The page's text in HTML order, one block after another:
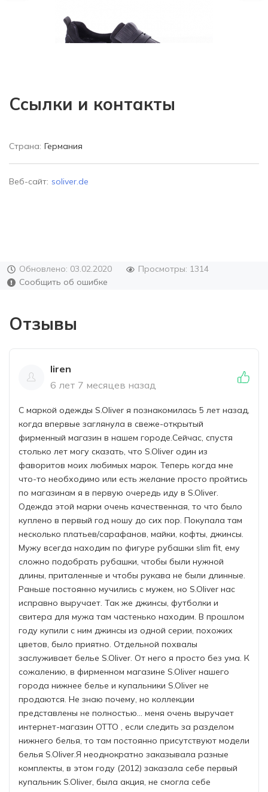
Ссылки и контакты
Страна: Германия
Веб-сайт: soliver.de
Обновлено: 03.02.2020
Просмотры: 1314
Сообщить об ошибке
Отзывы
liren
6 лет 7 месяцев назад
С маркой одежды S.Oliver я познакомилась 5 лет назад,
когда впервые заглянула в свеже-открытый
фирменный магазин в нашем городе.Сейчас, спустя
столько лет могу сказать, что S.Oliver один из
фаворитов моих любимых марок. Теперь когда мне
что-то необходимо или есть желание просто пройтись
по магазинам я в первую очередь иду в S.Oliver.
Одежда этой марки очень качественная, то что было
куплено в первый год ношу до сих пор. Покупала там
несколько платьев/сарафанов, майки, кофты, джинсы.
Мужу всегда находим по фигуре рубашки slim fit, ему
сложно подобрать рубашки, чтобы были нужной
длины, приталенные и чтобы рукава не были длинные.
Раньше постоянно мучились с мужем, но S.Oliver нас
исправно выручает. Так же джинсы, футболки и
свитера для мужа там частенько находим. В прошлом
году купили с ним джинсы из одной серии, похожих
цветов, было приятно. Отдельной похвалы
заслуживает белье S.Oliver. От него я просто без ума. К
сожалению, в фирменном магазине S.Oliver нашего
города нижнее белье и купальники S.Oliver не
продаются. Не знаю почему, но коллекции
представлены не полностью... меня очень выручает
интернет-магазин ОТТО , если следить за разделом
нижнего белья, то там постоянно присутствуют модели
белья S.Oliver.Я неоднократно заказывала разные
комплекты, в этом году (2012) заказала себе первый
купальник S.Oliver, была акция, не смогла себе